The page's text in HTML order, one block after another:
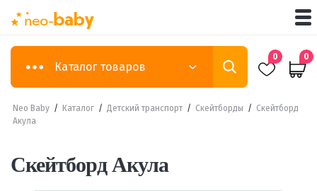
Каталог товаров
0 0
Neo Baby / Каталог / Детский транспорт / Скейтборды / Скейтборд
Акула
Скейтборд Акула